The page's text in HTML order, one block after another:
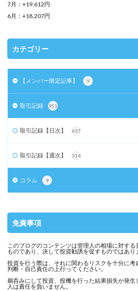
7月：+19,612円
6月：+18,207円
カテゴリー
【メンバー限定記事】 9
取引記録 951
取引記録【日次】 637
取引記録【週次】 314
コラム 9
免責事項
このブログのコンテンツは管理人の相場に対す
ものであり、決して投資勧誘を促すものではあり
投資を行う際は、それに関わるリスクを十分に考
判断・自己責任の上行ってください。
鵜呑みにして投資、投機を行った結果損失が発生
人は責任を負いません。